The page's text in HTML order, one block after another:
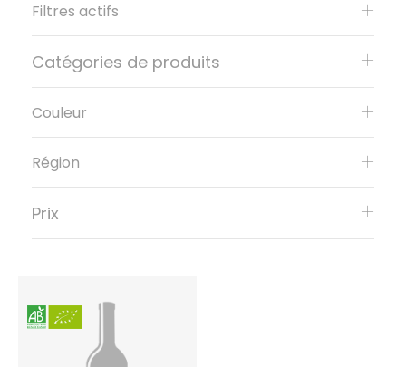
Filtres actifs
Catégories de produits
Couleur
Région
Prix